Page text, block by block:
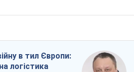
в тил Європи:
логістика